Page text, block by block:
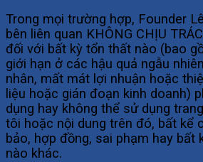
Trong mọi trường hợp, Founder
bên liên quan KHÔNG CHỊU
đối với bất kỳ tổn thất nào (bao
giới hạn ở các hậu quả ngẫu
nhân, mất mát lợi nhuận hoặc
liệu hoặc gián đoạn kinh doanh)
dụng hay không thể sử dụng
tôi hoặc nội dung trên đó, bất kể
bảo, hợp đồng, sai phạm hay bất
nào khác.